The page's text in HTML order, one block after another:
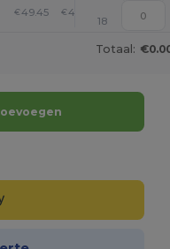
€ 49.45 €47.40
18
Totaal: